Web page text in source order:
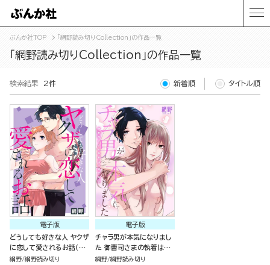
ぶんか社TOP 「網野読み切りCollection」の作品一覧
「網野読み切りCollection」の作品一覧
検索結果 2件 新着順 タイトル順
電子版
どうしても好きな人 ヤクザ
に恋して愛されるお話（単
話版）
網野 網野読み切り
電子版
チャラ男が本気になりまし
た 御曹司さまの執着は一
途で極甘（単話版）
網野 網野読み切り